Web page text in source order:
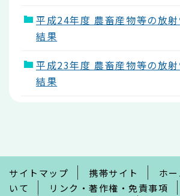
平成24年度 農畜産物等の放
結果
平成23年度 農畜産物等の放
結果
で
サイトマップ 携帯サイト
ホ
いて
リンク・著作権・免責事項